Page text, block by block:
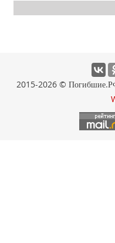
2015-2026 ©